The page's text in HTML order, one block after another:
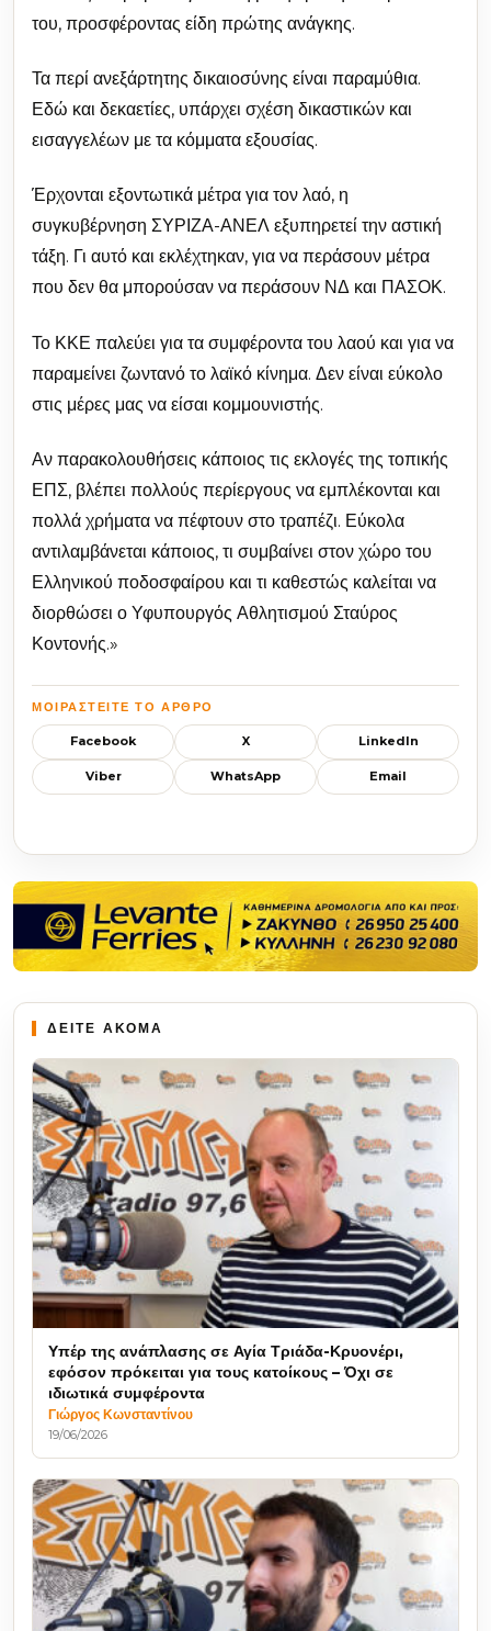
του, προσφέροντας είδη πρώτης ανάγκης.
Τα περί ανεξάρτητης δικαιοσύνης είναι παραμύθια.
Εδώ και δεκαετίες, υπάρχει σχέση δικαστικών και
εισαγγελέων με τα κόμματα εξουσίας.
Έρχονται εξοντωτικά μέτρα για τον λαό, η
συγκυβέρνηση ΣΥΡΙΖΑ-ΑΝΕΛ εξυπηρετεί την αστική
τάξη. Γι αυτό και εκλέχτηκαν, για να περάσουν μέτρα
που δεν θα μπορούσαν να περάσουν ΝΔ και ΠΑΣΟΚ.
Το ΚΚΕ παλεύει για τα συμφέροντα του λαού και για να
παραμείνει ζωντανό το λαϊκό κίνημα. Δεν είναι εύκολο
στις μέρες μας να είσαι κομμουνιστής.
Αν παρακολουθήσεις κάποιος τις εκλογές της τοπικής
ΕΠΣ, βλέπει πολλούς περίεργους να εμπλέκονται και
πολλά χρήματα να πέφτουν στο τραπέζι. Εύκολα
αντιλαμβάνεται κάποιος, τι συμβαίνει στον χώρο του
Ελληνικού ποδοσφαίρου και τι καθεστώς καλείται να
διορθώσει ο Υφυπουργός Αθλητισμού Σταύρος
Κοντονής.»
ΜΟΙΡΑΣΤΕΊΤΕ ΤΟ ΆΡΘΡΟ
Facebook X LinkedIn
Viber WhatsApp Email
ΔΕΙΤΕ ΑΚΟΜΑ
Υπέρ της ανάπλασης σε Αγία Τριάδα-Κρυονέρι,
εφόσον πρόκειται για τους κατοίκους – Όχι σε
ιδιωτικά συμφέροντα
Γιώργος Κωνσταντίνου
19/06/2026